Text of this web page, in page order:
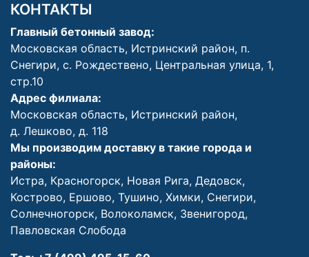
КОНТАКТЫ
Главный бетонный завод:
Московская область, Истринский район, п.
Снегири, с. Рождествено, Центральная улица, 1,
стр.10
Адрес филиала:
Московская область, Истринский район,
д. Лешково, д. 118
Мы производим доставку в такие города и
районы:
Истра, Красногорск, Новая Рига, Дедовск,
Кострово, Ершово, Тушино, Химки, Снегири,
Солнечногорск, Волоколамск, Звенигород,
Павловская Слобода